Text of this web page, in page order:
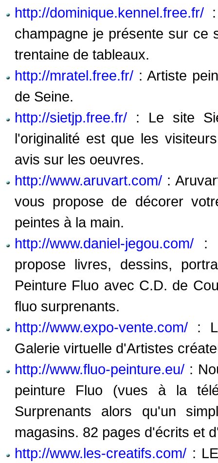
http://dominique.kennel.free.fr/
champagne je présente sur ce
trentaine de tableaux.
http://mratel.free.fr/ : Artiste
de Seine.
http://sietjp.free.fr/ : Le site
l'originalité est que les
avis sur les oeuvres.
http://www.aruvart.com/ :
vous propose de décorer
peintes à la main.
http://www.daniel-jegou.com/ :
propose livres, dessins,
Peinture Fluo avec C.D. de
fluo surprenants.
http://www.expo-vente.com/ :
Galerie virtuelle d'Artistes
http://www.fluo-peinture.eu/ :
peinture Fluo (vues à la
Surprenants alors qu'un
magasins. 82 pages d'écrits et
http://www.les-creatifs.com/ :